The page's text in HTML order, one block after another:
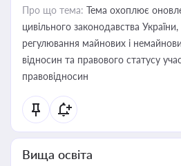
Про що тема: Тема охоплює
цивільного законодавства
регулювання майнових і
відносин та правового статусу
правовідносин
Вища освіта